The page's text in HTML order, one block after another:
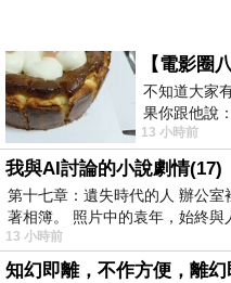
不知道大家
果你跟他說
出一種慈祥
13 小時前
我與AI討論的小說劇情(17)
第十七章：遺失時代的人 辦公
著相簿。 照片中的袁年，始終與
13 小時前
知幻即離，不作方便，離